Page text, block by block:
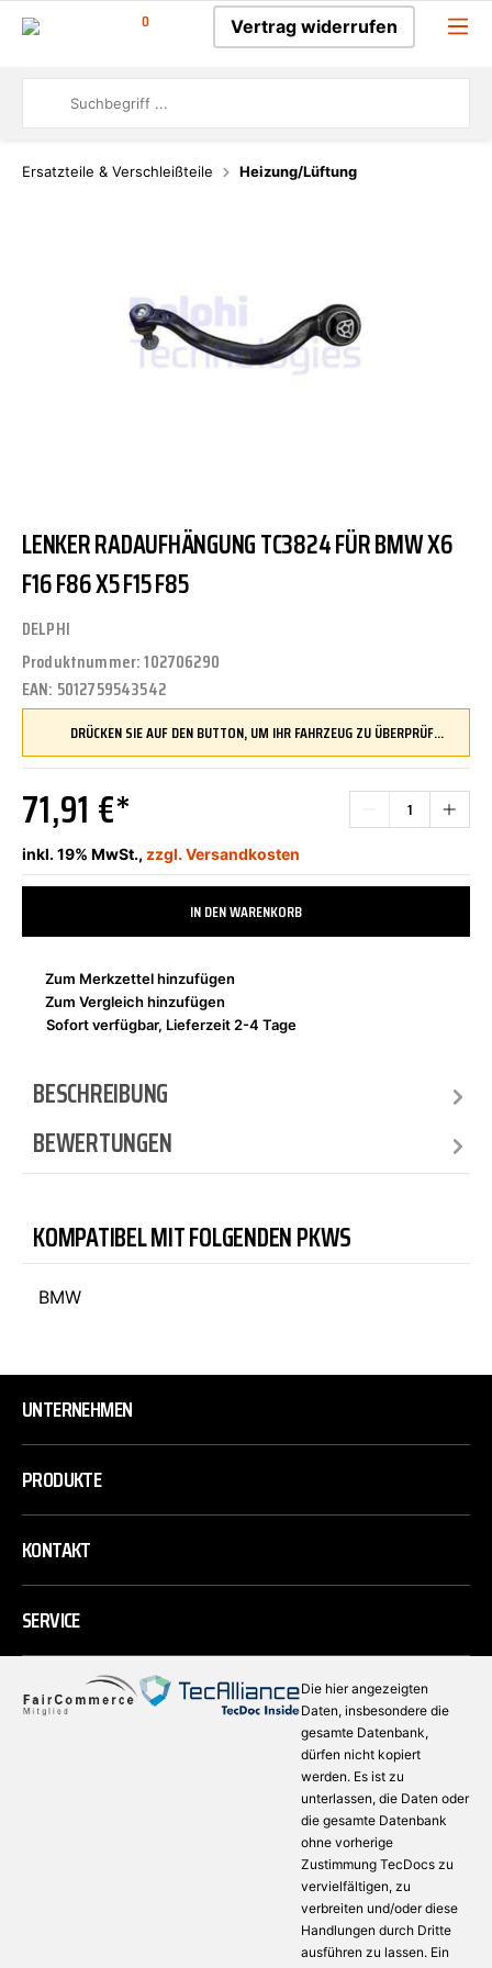
0 Vertrag widerrufen
Ersatzteile & Verschleißteile Heizung/Lüftung
LENKER RADAUFHÄNGUNG TC3824 FÜR BMW X6
F16 F86 X5 F15 F85
DELPHI
Produktnummer:102706290
EAN: 5012759543542
DRÜCKEN SIE AUF DEN BUTTON, UM IHR FAHRZEUG ZU ÜBERPRÜFEN UND SICHERZUSTELLEN, DASS DIESES TEIL KOMPATIBEL IST, BEVOR SIE ES BESTELLEN
71,91 €*
inkl. 19% MwSt., zzgl. Versandkosten
IN DEN WARENKORB
Zum Merkzettel hinzufügen
Zum Vergleich hinzufügen
Sofort verfügbar, Lieferzeit 2-4 Tage
BESCHREIBUNG
BEWERTUNGEN
KOMPATIBEL MIT FOLGENDEN PKWS
BMW
UNTERNEHMEN
PRODUKTE
KONTAKT
SERVICE
Die hier angezeigten
Daten, insbesondere die
gesamte Datenbank,
dürfen nicht kopiert
werden. Es ist zu
unterlassen, die Daten oder
die gesamte Datenbank
ohne vorherige
Zustimmung TecDocs zu
vervielfältigen, zu
verbreiten und/oder diese
Handlungen durch Dritte
ausführen zu lassen. Ein